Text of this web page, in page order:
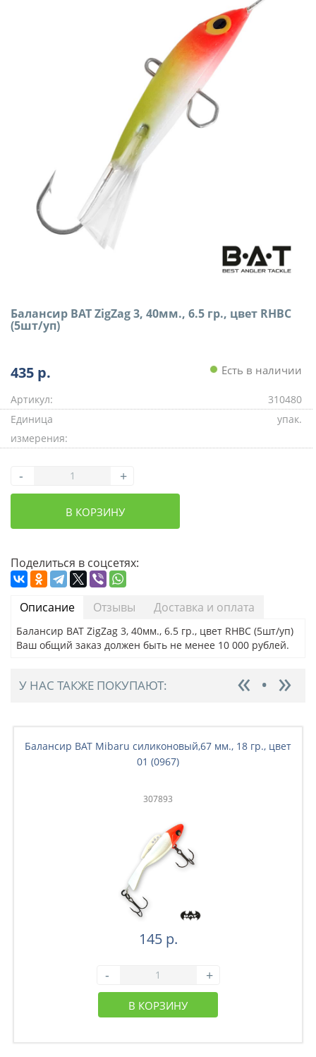
Балансир BAT ZigZag 3, 40мм., 6.5 гр., цвет RHBC
(5шт/уп)
435 р. Есть в наличии
Артикул:
310480
Единица
измерения:
упак.
- +
В КОРЗИНУ
Поделиться в соцсетях:
Описание Отзывы Доставка и оплата
Балансир BAT ZigZag 3, 40мм., 6.5 гр., цвет RHBC (5шт/уп)
Ваш общий заказ должен быть не менее 10 000 рублей.
У НАС ТАКЖЕ ПОКУПАЮТ:
Балансир BAT Mibaru силиконовый,67 мм., 18 гр., цвет
01 (0967)
307893
145 р.
- +
В КОРЗИНУ